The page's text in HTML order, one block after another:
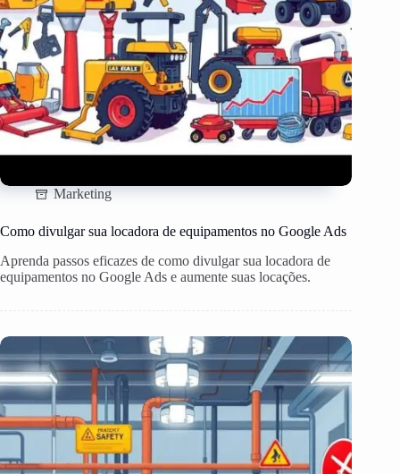
Marketing
Como divulgar sua locadora de equipamentos no Google Ads
Aprenda passos eficazes de como divulgar sua locadora de
equipamentos no Google Ads e aumente suas locações.